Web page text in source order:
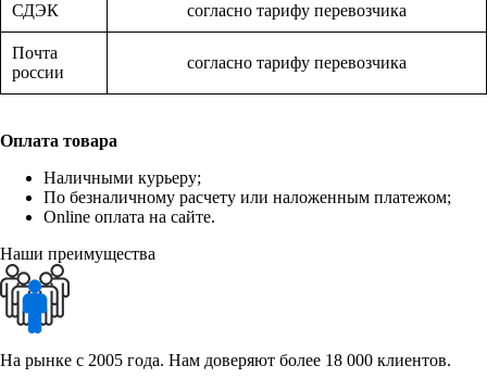
СДЭК согласно тарифу перевозчика
Почта
россии
согласно тарифу перевозчика
Оплата товара
Наличными курьеру;
По безналичному расчету или наложенным платежом;
Online оплата на сайте.
Наши преимущества
На рынке с 2005 года. Нам доверяют более 18 000 клиентов.